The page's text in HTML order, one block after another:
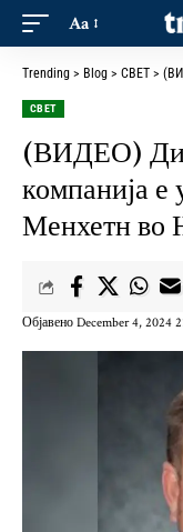
Aa
Trending > Blog > СВЕТ >
СВЕТ
(ВИДЕО)
компанија е
Менхетн во
Објавено December 4, 2024